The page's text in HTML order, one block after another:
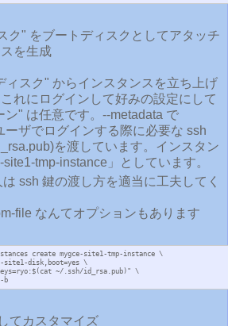
ク" をブートディスクとしてアタッチ
を生成
ィスク" からインスタンスを立ち上げ
れにログインして好みの設定にして
ン" は任意です。--metadata で
ーザでログインする際に必要な ssh
を渡しています。インスタン
tmp-instance」としています。
ssh 鍵の渡し方を適当に工夫してく
file なんてオプションもあります
create mygce-site1-tmp-instance \
b
てカスタマイズ